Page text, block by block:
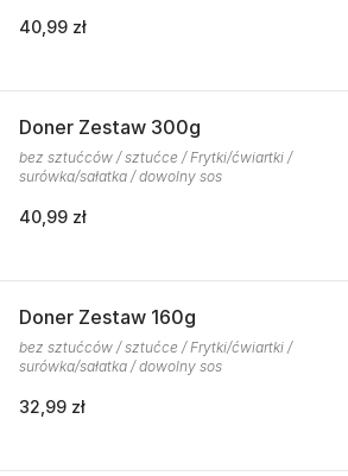
40,99 zł
Doner Zestaw 300g
bez sztućców / sztućce / Frytki/ćwiartki /
surówka/sałatka / dowolny sos
40,99 zł
Doner Zestaw 160g
bez sztućców / sztućce / Frytki/ćwiartki /
surówka/sałatka / dowolny sos
32,99 zł